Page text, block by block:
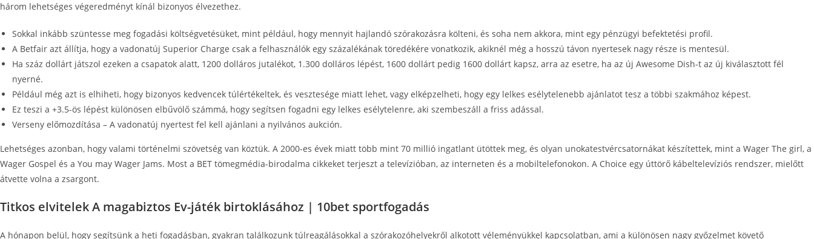
három lehetséges végeredményt kínál bizonyos élvezethez.
Sokkal inkább szüntesse meg fogadási költségvetésüket, mint például, hogy mennyit hajlandó szórakozásra költeni, és soha nem akkora, mint egy pénzügyi befektetési profil.
A Betfair azt állítja, hogy a vadonatúj Superior Charge csak a felhasználók egy százalékának töredékére vonatkozik, akiknél még a hosszú távon nyertesek nagy része is mentesül.
Ha száz dollárt játszol ezeken a csapatok alatt, 1200 dolláros jutalékot, 1.300 dolláros lépést, 1600 dollárt pedig 1600 dollárt kapsz, arra az esetre, ha az új Awesome Dish-t az új kiválasztott fél
nyerné.
Például még azt is elhiheti, hogy bizonyos kedvencek túlértékeltek, és vesztesége miatt lehet, vagy elképzelheti, hogy egy lelkes esélytelenebb ajánlatot tesz a többi szakmához képest.
Ez teszi a +3.5-ös lépést különösen elbűvölő számmá, hogy segítsen fogadni egy lelkes esélytelenre, aki szembeszáll a friss adással.
Verseny előmozdítása – A vadonatúj nyertest fel kell ajánlani a nyilvános aukción.
Lehetséges azonban, hogy valami történelmi szövetség van köztük. A 2000-es évek miatt több mint 70 millió ingatlant ütöttek meg, és olyan unokatestvércsatornákat készítettek, mint a Wager The girl, a
Wager Gospel és a You may Wager Jams. Most a BET tömegmédia-birodalma cikkeket terjeszt a televízióban, az interneten és a mobiltelefonokon. A Choice egy úttörő kábeltelevíziós rendszer, mielőtt
átvette volna a zsargont.
Titkos elvitelek A magabiztos Ev-játék birtoklásához | 10bet sportfogadás
A hónapon belül, hogy segítsünk a heti fogadásban, gyakran találkozunk túlreagálásokkal a szórakozóhelyekről alkotott véleményükkel kapcsolatban, ami a különösen nagy győzelmet követő